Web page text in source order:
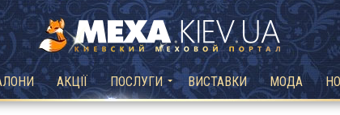
АКЦІЇ ПОСЛУГИ ВИСТАВКИ МОДА